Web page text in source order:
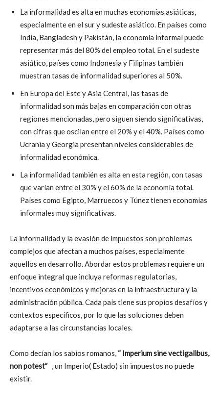
La informalidad es alta en muchas economías asiáticas,
especialmente en el sur y sudeste asiático. En países como
India, Bangladesh y Pakistán, la economía informal puede
representar más del 80% del empleo total. En el sudeste
asiático, países como Indonesia y Filipinas también
muestran tasas de informalidad superiores al 50%.
En Europa del Este y Asia Central, las tasas de
informalidad son más bajas en comparación con otras
regiones mencionadas, pero siguen siendo significativas,
con cifras que oscilan entre el 20% y el 40%. Países como
Ucrania y Georgia presentan niveles considerables de
informalidad económica.
La informalidad también es alta en esta región, con tasas
que varían entre el 30% y el 60% de la economía total.
Países como Egipto, Marruecos y Túnez tienen economías
informales muy significativas.
La informalidad y la evasión de impuestos son problemas
complejos que afectan a muchos países, especialmente
aquellos en desarrollo. Abordar estos problemas requiere un
enfoque integral que incluya reformas regulatorias,
incentivos económicos y mejoras en la infraestructura y la
administración pública. Cada país tiene sus propios desafíos y
contextos específicos, por lo que las soluciones deben
adaptarse a las circunstancias locales.
Como decían los sabios romanos, “ Imperium sine vectigalibus,
non potest” , un Imperio( Estado) sin impuestos no puede
existir.